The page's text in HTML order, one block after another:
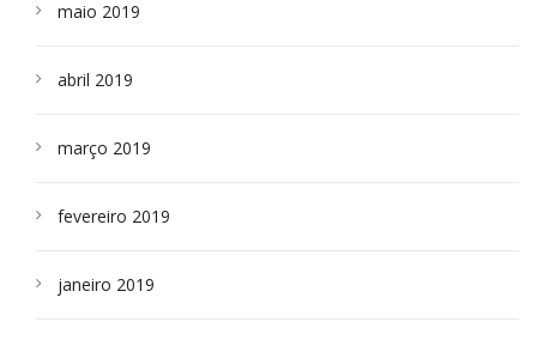
maio 2019
abril 2019
março 2019
fevereiro 2019
janeiro 2019